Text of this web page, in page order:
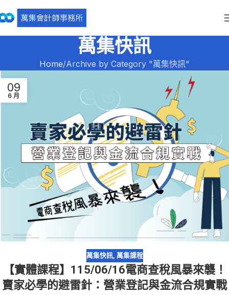
萬集快訊
Home Archive by Category "萬集快訊"
09
6 月
萬集快訊, 萬集課程
【實體課程】115/06/16電商查稅風暴來襲！
賣家必學的避雷針：營業登記與金流合規實戰